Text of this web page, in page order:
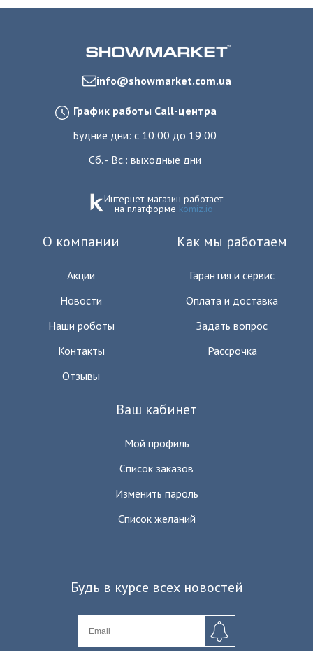
info@showmarket.com.ua
График работы Call-центра
Будние дни: с 10:00 до 19:00
Сб. - Вс.: выходные дни
Интернет-магазин работает
на платформе komiz.io
О компании
Акции
Новости
Наши роботы
Контакты
Отзывы
Как мы работаем
Гарантия и сервис
Оплата и доставка
Задать вопрос
Рассрочка
Ваш кабинет
Мой профиль
Список заказов
Изменить пароль
Список желаний
Будь в курсе всех новостей